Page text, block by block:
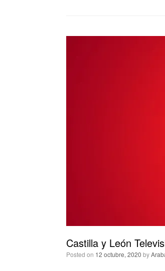
Castilla y León
Posted on 12 octubre, 2020 by